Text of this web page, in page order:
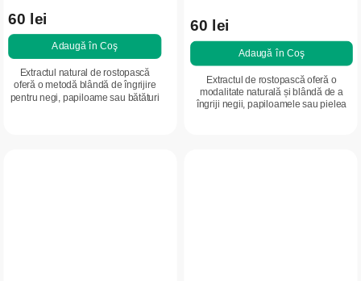
60 lei
Adaugă în Coş
Extractul natural de rostopască
oferă o metodă blândă de îngrijire
pentru negi, papiloame sau bătături
60 lei
Adaugă în Coş
Extractul de rostopască oferă o
modalitate naturală și blândă de a
îngriji negii, papiloamele sau pielea